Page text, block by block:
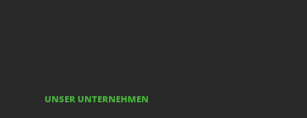
UNSER UNTERNEHMEN